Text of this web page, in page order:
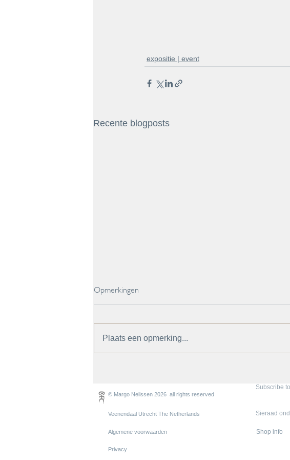
expositie | event
Recente blogposts
Opmerkingen
Plaats een opmerking...
© Margo Nelissen 2026 all rights reserved
Veenendaal Utrecht The Netherlands
Algemene voorwaarden
Subscribe
Sieraad
Shop info
Privacy